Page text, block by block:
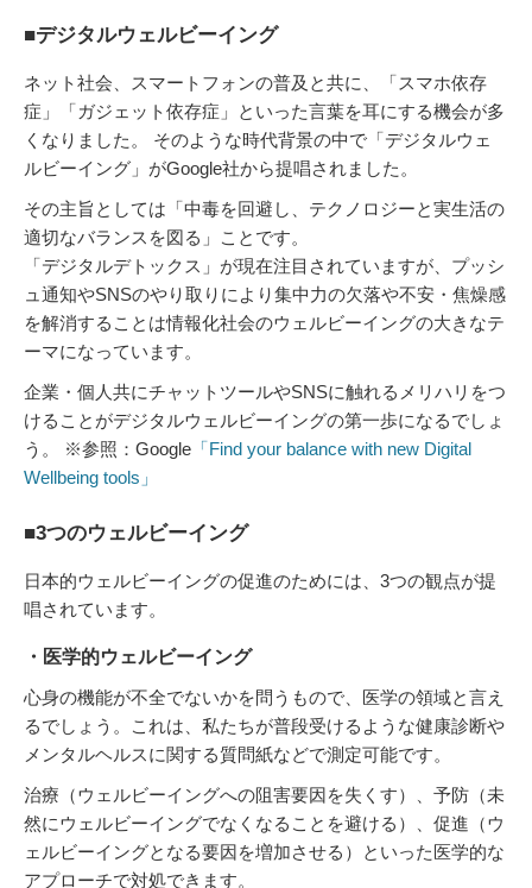
■デジタルウェルビーイング
ネット社会、スマートフォンの普及と共に、「スマホ依存
症」「ガジェット依存症」といった言葉を耳にする機会が多
くなりました。 そのような時代背景の中で「デジタルウェ
ルビーイング」がGoogle社から提唱されました。
その主旨としては「中毒を回避し、テクノロジーと実生活の
適切なバランスを図る」ことです。
「デジタルデトックス」が現在注目されていますが、プッシ
ュ通知やSNSのやり取りにより集中力の欠落や不安・焦燥感
を解消することは情報化社会のウェルビーイングの大きなテ
ーマになっています。
企業・個人共にチャットツールやSNSに触れるメリハリをつ
けることがデジタルウェルビーイングの第一歩になるでしょ
う。 ※参照：Google 「Find your balance with new Digital
Wellbeing tools」
■3つのウェルビーイング
日本的ウェルビーイングの促進のためには、3つの観点が提
唱されています。
・医学的ウェルビーイング
心身の機能が不全でないかを問うもので、医学の領域と言え
るでしょう。これは、私たちが普段受けるような健康診断や
メンタルヘルスに関する質問紙などで測定可能です。
治療（ウェルビーイングへの阻害要因を失くす）、予防（未
然にウェルビーイングでなくなることを避ける）、促進（ウ
ェルビーイングとなる要因を増加させる）といった医学的な
アプローチで対処できます。